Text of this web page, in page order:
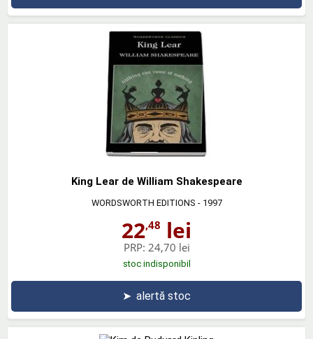
King Lear de William Shakespeare
WORDSWORTH EDITIONS - 1997
22,48 lei
PRP: 24,70 lei
stoc indisponibil
➤ alertă stoc